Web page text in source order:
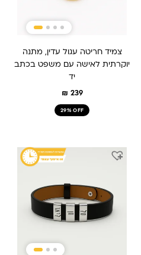
צמיד חריטה עגול עדין, מתנה
יוקרתית לאישה עם משפט בכתב
יד
₪ 239
29% OFF